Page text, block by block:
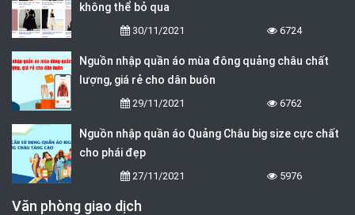
không thể bỏ qua
30/11/2021 6724
Nguồn nhập quần áo mùa đông quảng châu chất
lượng, giá rẻ cho dân buôn
29/11/2021 6762
Nguồn nhập quần áo Quảng Châu big size cực chất
cho phái đẹp
27/11/2021 5976
Văn phòng giao dịch